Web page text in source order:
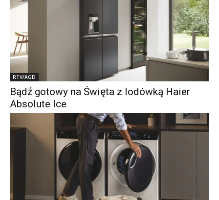
RTV/AGD
Bądź gotowy na Święta z lodówką Haier
Absolute Ice